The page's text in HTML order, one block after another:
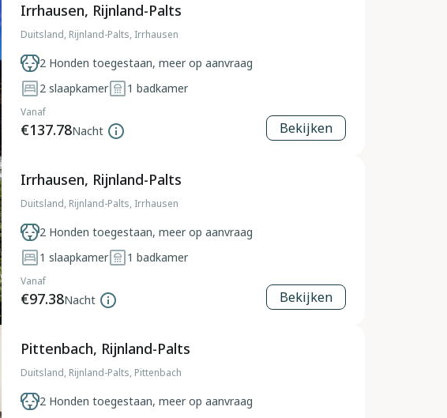
Irrhausen, Rijnland-Palts
Duitsland, Rijnland-Palts, Irrhausen
2 Honden toegestaan, meer op aanvraag
2 slaapkamer 1 badkamer
Vanaf
€137.78Nacht Bekijken
Irrhausen, Rijnland-Palts
Duitsland, Rijnland-Palts, Irrhausen
2 Honden toegestaan, meer op aanvraag
1 slaapkamer 1 badkamer
Vanaf
€97.38Nacht Bekijken
Pittenbach, Rijnland-Palts
Duitsland, Rijnland-Palts, Pittenbach
2 Honden toegestaan, meer op aanvraag